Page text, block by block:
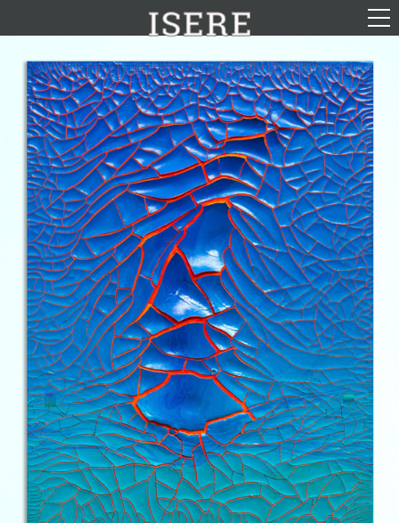
English (US)
Français
Portrayal
Career
Gallery
Photomontages
Contact
Downloads